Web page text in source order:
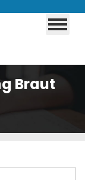
Braut